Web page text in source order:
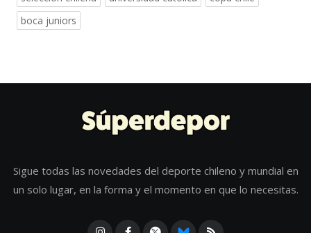
boca juniors
Sigue todas las novedades del deporte chileno y mundial en
un solo lugar, en la forma y el momento en que lo necesitas.